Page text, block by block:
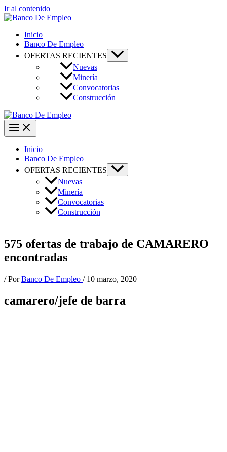
Ir al contenido
Inicio
Banco De Empleo
OFERTAS RECIENTES
Nuevas
Minería
Convocatorias
Construcción
Inicio
Banco De Empleo
OFERTAS RECIENTES
Nuevas
Minería
Convocatorias
Construcción
575 ofertas de trabajo de CAMARERO
encontradas
/ PorBanco De Empleo / 10 marzo, 2020
camarero/jefe de barra